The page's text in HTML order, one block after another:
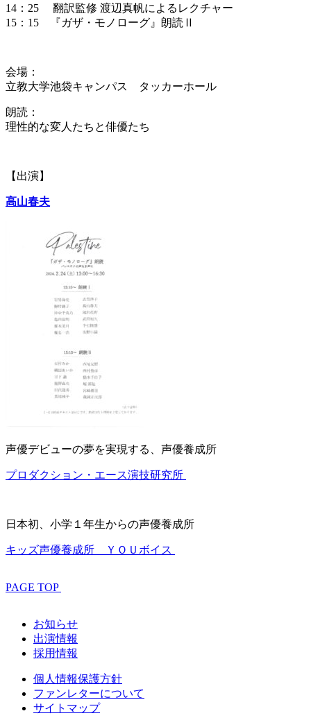
14：25 翻訳監修 渡辺真帆によるレクチャー
15：15 『ガザ・モノローグ』朗読Ⅱ
会場：
立教大学池袋キャンパス タッカーホール
朗読：
理性的な変人たちと俳優たち
【出演】
高山春夫
声優デビューの夢を実現する、声優養成所
プロダクション・エース演技研究所
日本初、小学１年生からの声優養成所
キッズ声優養成所 ＹＯＵボイス
PAGE TOP
お知らせ
出演情報
採用情報
個人情報保護方針
ファンレターについて
サイトマップ